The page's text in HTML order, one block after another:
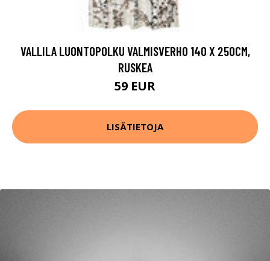
VALLILA LUONTOPOLKU VALMISVERHO 140 X 250CM,
RUSKEA
59 EUR
LISÄTIETOJA